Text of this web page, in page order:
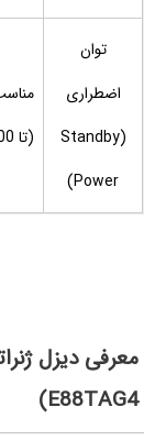
توان
اضطراری
(Standby
Power)
(تا 300 ساعت کارکرد پیوسته). اضافه‌بار مجاز نیست.
E88TAG4)